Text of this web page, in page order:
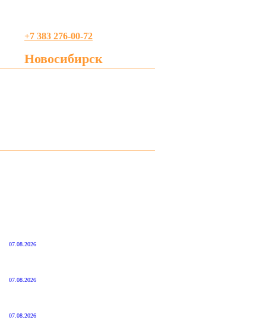
+7 383 276-00-72
Новосибирск
07.08.2026
07.08.2026
07.08.2026